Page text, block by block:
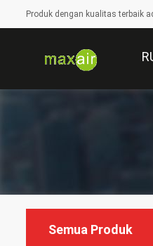
Produk dengan kualitas terbaik
Semua Produk